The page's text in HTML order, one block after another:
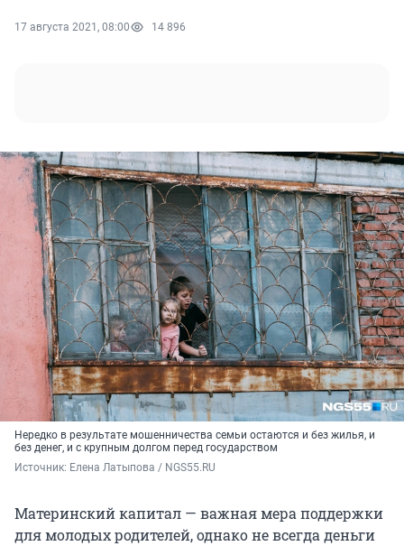
17 августа 2021, 08:00 14 896
Нередко в результате мошенничества семьи остаются и без жилья, и
без денег, и с крупным долгом перед государством
Источник: Елена Латыпова / NGS55.RU
Материнский капитал — важная мера поддержки
для молодых родителей, однако не всегда деньги